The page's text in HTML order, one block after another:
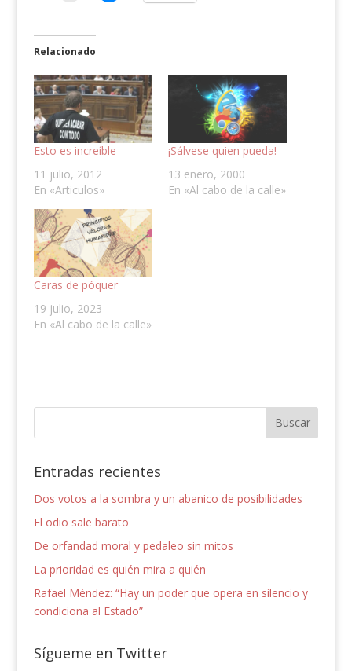
Relacionado
Esto es increíble
11 julio, 2012
En «Articulos»
¡Sálvese quien pueda!
13 enero, 2000
En «Al cabo de la calle»
Caras de póquer
19 julio, 2023
En «Al cabo de la calle»
Entradas recientes
Dos votos a la sombra y un abanico de posibilidades
El odio sale barato
De orfandad moral y pedaleo sin mitos
La prioridad es quién mira a quién
Rafael Méndez: “Hay un poder que opera en silencio y
condiciona al Estado”
Sígueme en Twitter